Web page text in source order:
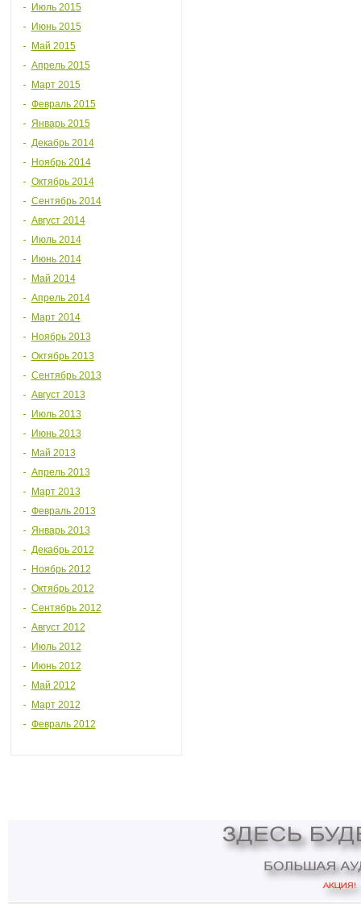
Июль 2015
Июнь 2015
Май 2015
Апрель 2015
Март 2015
Февраль 2015
Январь 2015
Декабрь 2014
Ноябрь 2014
Октябрь 2014
Сентябрь 2014
Август 2014
Июль 2014
Июнь 2014
Май 2014
Апрель 2014
Март 2014
Ноябрь 2013
Октябрь 2013
Сентябрь 2013
Август 2013
Июль 2013
Июнь 2013
Май 2013
Апрель 2013
Март 2013
Февраль 2013
Январь 2013
Декабрь 2012
Ноябрь 2012
Октябрь 2012
Сентябрь 2012
Август 2012
Июль 2012
Июнь 2012
Май 2012
Март 2012
Февраль 2012